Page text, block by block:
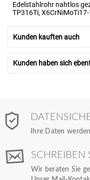
Edelstahlrohr nahtlos
TP316Ti,
Kunden kauften auch
Kunden haben sich
Ihre Daten
SCHREIBEN
Wir beraten Sie